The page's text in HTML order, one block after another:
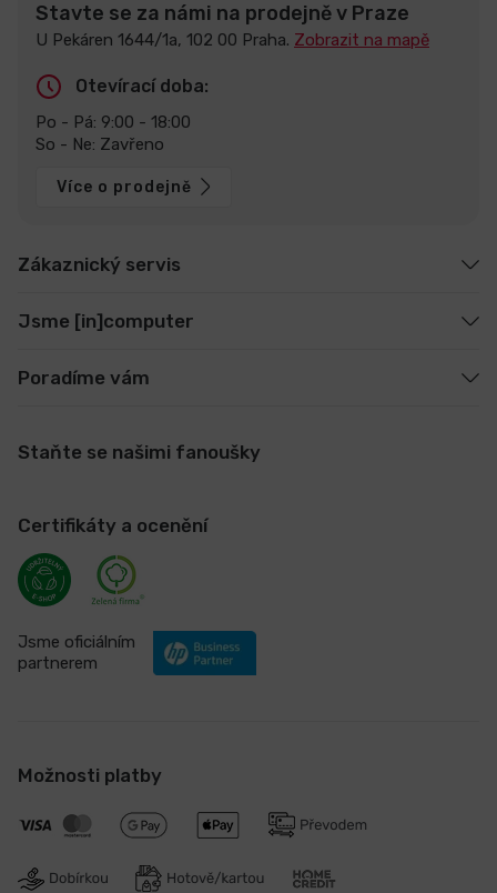
Stavte se za námi na prodejně v Praze
U Pekáren 1644/1a, 102 00 Praha. Zobrazit na mapě
Otevírací doba:
Po - Pá: 9:00 - 18:00
So - Ne: Zavřeno
Více o prodejně
Zákaznický servis
Jsme [in]computer
Poradíme vám
Staňte se našimi fanoušky
Certifikáty a ocenění
Jsme oficiálním
partnerem
Možnosti platby